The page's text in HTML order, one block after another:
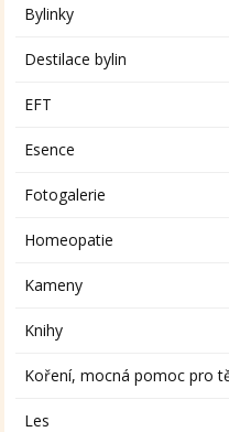
Bylinky
Destilace bylin
EFT
Esence
Fotogalerie
Homeopatie
Kameny
Knihy
Koření, mocná pomoc pro
Les